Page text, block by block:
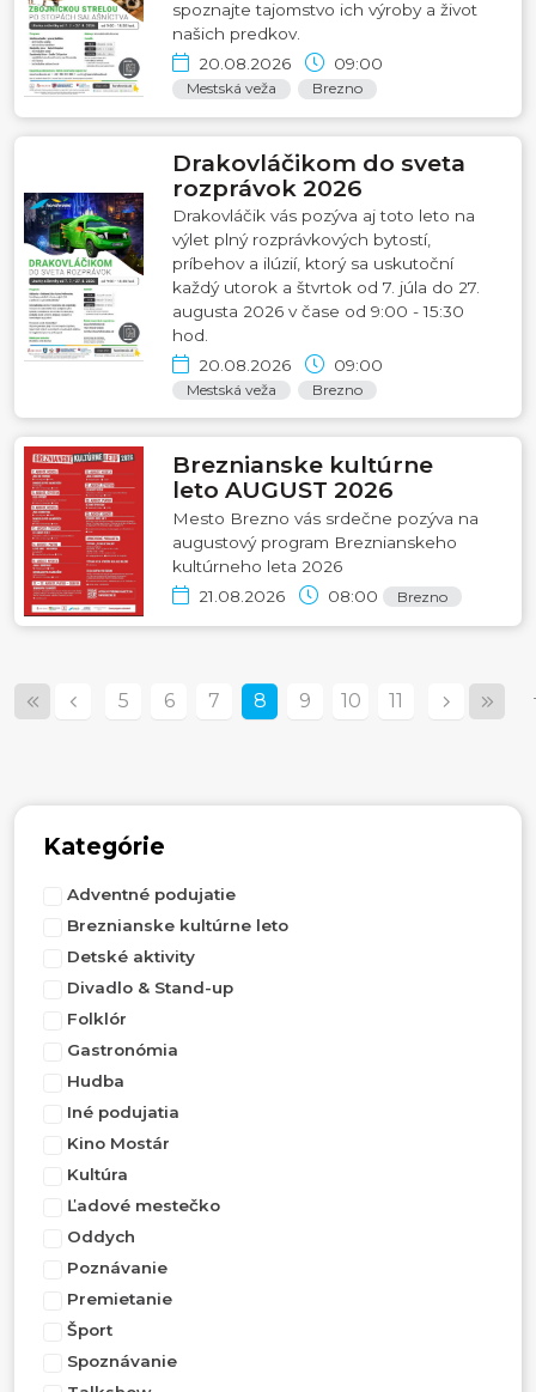
Kategórie
Adventné podujatie
Breznianske kultúrne leto
Detské aktivity
Divadlo & Stand-up
Folklór
Gastronómia
Hudba
Iné podujatia
Kino Mostár
Kultúra
Ľadové mestečko
Oddych
Poznávanie
Premietanie
Šport
Spoznávanie
spoznajte tajomstvo ich výroby a život
našich predkov.
20.08.2026
09:00
Mestská veža Brezno
Drakovláčikom do sveta
rozprávok 2026
Drakovláčik vás pozýva aj toto leto na
výlet plný rozprávkových bytostí,
príbehov a ilúzií, ktorý sa uskutoční
každý utorok a štvrtok od 7. júla do 27.
augusta 2026 v čase od 9:00 - 15:30
hod.
20.08.2026
09:00
Mestská veža Brezno
Breznianske kultúrne
leto AUGUST 2026
Mesto Brezno vás srdečne pozýva na
augustový program Breznianskeho
kultúrneho leta 2026
21.08.2026
08:00 Brezno
5 6 7 8 9 10 11